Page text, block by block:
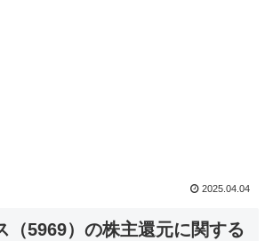
2025.04.04
（5969）の株主還元に関する